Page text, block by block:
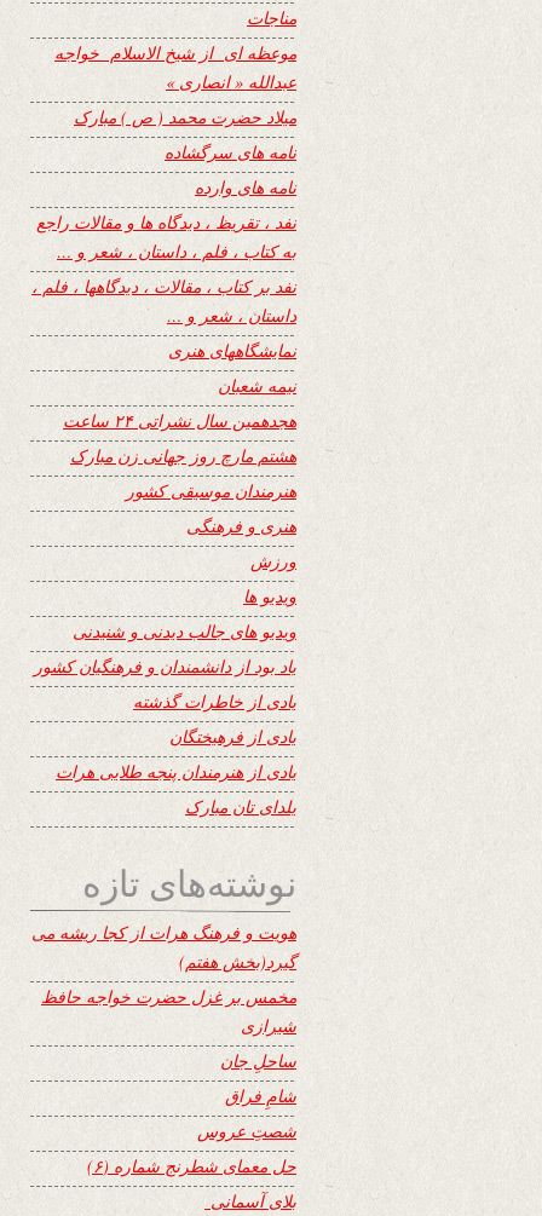
مناجات
موعظه ای از شیخ الاسلام خواجه
عبدالله « انصاری »
میلاد حضرت محمد ( ص ) مبارک
نامه های سرگشاده
نامه های وارده
نفد ، تقریظ ، دیدگاه ها و مقالات راجع
به کتاب ، فلم ، داستان ، شعر و …
نفد بر کتاب ، مقالات ، دیدگاهها ، فلم ،
داستان ، شعر و …
نمایشگاههای هنری
نیمه شعبان
هجدهمین سال نشراتی ۲۴ ساعت
هشتم مارچ روز جهانی زن مبارک
هنرمندان موسیقی کشور
هنری و فرهنگی
ورزش
ویدیو ها
ویدیو های جالب دیدنی و شنیدنی
یاد بود از دانشمندان و فرهنگیان کشور
یادی از خاطرات گذشته
یادی از فرهیختگان
یادی از هنرمندان پنجه طلایی هرات
یلدای تان مبارک
نوشته‌های تازه
هویت و فرهنگ هرات از کجا ریشه می
گیرد(بخش هفتم)
مخمس بر غزل حضرت خواجه حافظ
شیرازی
ساحلِ جان
شامِ فراق
شصتِ عروس
حل معمای شطرنج شماره (۶)
بلای آسمانی